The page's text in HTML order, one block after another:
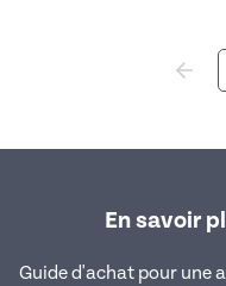
En savoir
Guide d'achat pour une